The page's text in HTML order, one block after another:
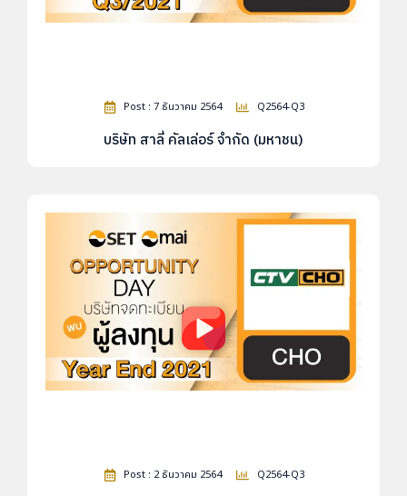
Post : 7 ธันวาคม 2564 Q2564-Q3
บริษัท สาลี่ คัลเล่อร์ จำกัด (มหาชน)
Post : 2 ธันวาคม 2564 Q2564-Q3